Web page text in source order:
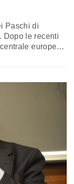
Paschi di
Dopo le recenti
europea
di…